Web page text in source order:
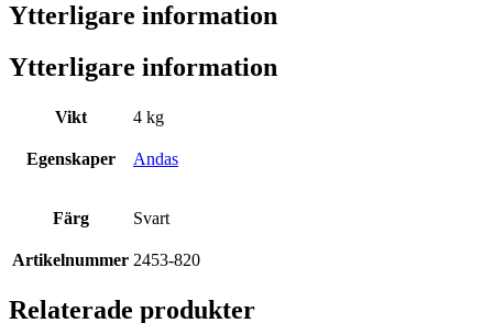
Ytterligare information
Ytterligare information
Vikt 4 kg
Egenskaper Andas
Färg Svart
Artikelnummer 2453-820
Relaterade produkter